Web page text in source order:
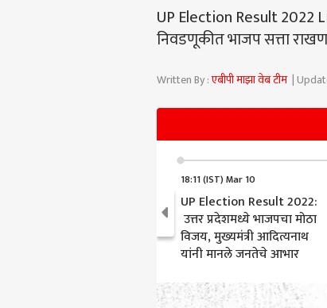
UP Election Result 2022
निवडणूकीत भाजप सत्ता
Written By :एबीपी माझा वेब टीम|
18:11 (IST) Mar 10
UP Election Result 2022:
उत्तर प्रदेशमध्ये भाजपचा मोठा
विजय, मुख्यमंत्री आदित्यनाथ
यांनी मानले जनतेचे आभार